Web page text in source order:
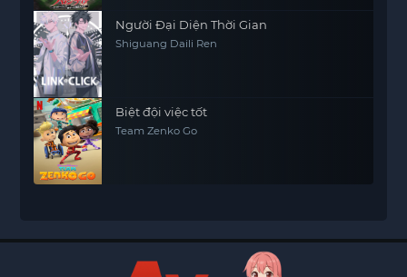
Người Đại Diện Thời Gian
Shiguang Daili Ren
Biệt đội việc tốt
Team Zenko Go